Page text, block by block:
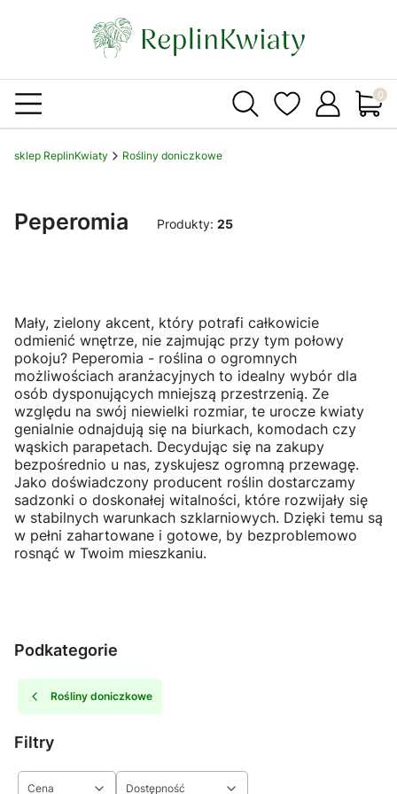
sklep ReplinKwiaty Rośliny doniczkowe
Peperomia Produkty: 25
Mały, zielony akcent, który potrafi całkowicie
odmienić wnętrze, nie zajmując przy tym połowy
pokoju? Peperomia - roślina o ogromnych
możliwościach aranżacyjnych to idealny wybór dla
osób dysponujących mniejszą przestrzenią. Ze
względu na swój niewielki rozmiar, te urocze kwiaty
genialnie odnajdują się na biurkach, komodach czy
wąskich parapetach. Decydując się na zakupy
bezpośrednio u nas, zyskujesz ogromną przewagę.
Jako doświadczony producent roślin dostarczamy
sadzonki o doskonałej witalności, które rozwijały się
w stabilnych warunkach szklarniowych. Dzięki temu są
w pełni zahartowane i gotowe, by bezproblemowo
rosnąć w Twoim mieszkaniu.
Podkategorie
Rośliny doniczkowe
Filtry
Cena Dostępność